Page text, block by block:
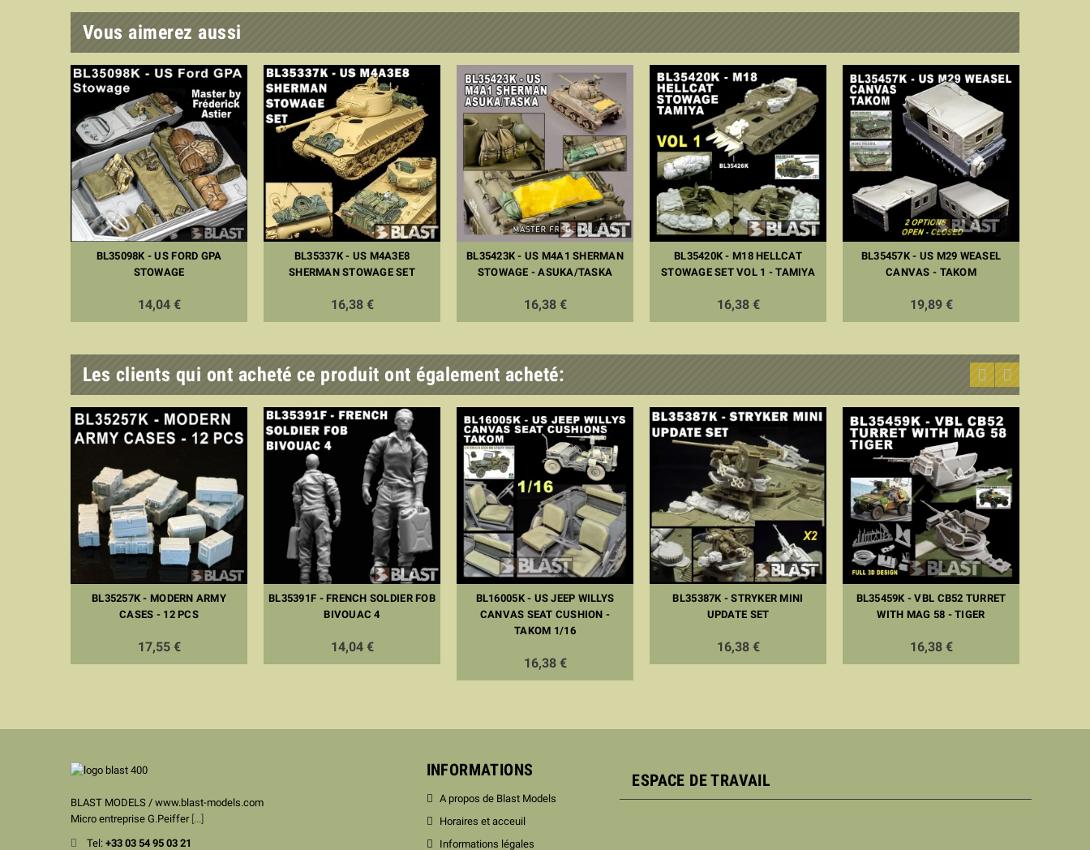
Vous aimerez aussi
BL35098K - US FORD GPA
STOWAGE
14,04 €
BL35337K - US M4A3E8
SHERMAN STOWAGE SET
16,38 €
BL35423K - US M4A1 SHERMAN
STOWAGE - ASUKA/TASKA
16,38 €
BL35420K - M18 HELLCAT
STOWAGE SET VOL 1 - TAMIYA
16,38 €
BL35457K - US M29 WEASEL
CANVAS - TAKOM
19,89 €
Les clients qui ont acheté ce produit ont également acheté:
BL35257K - MODERN ARMY
CASES - 12 PCS
17,55 €
BL35391F - FRENCH SOLDIER FOB
BIVOUAC 4
14,04 €
BL16005K - US JEEP WILLYS
CANVAS SEAT CUSHION -
TAKOM 1/16
16,38 €
BL35387K - STRYKER MINI
UPDATE SET
16,38 €
BL35459K - VBL CB52 TURRET
WITH MAG 58 - TIGER
16,38 €
BLAST MODELS / www.blast-models.com
Micro entreprise G.Peiffer [...]
Tel: +33 03 54 95 03 21
INFORMATIONS
A propos de Blast Models
Horaires et acceuil
Informations légales
ESPACE DE TRAVAIL